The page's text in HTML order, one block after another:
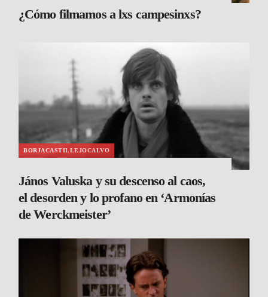
¿Cómo filmamos a lxs campesinxs?
BORJACASTILLEJOCALVO
János Valuska y su descenso al caos,
el desorden y lo profano en ‘Armonías
de Werckmeister’